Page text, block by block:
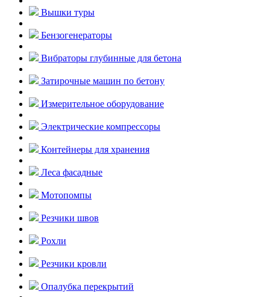
Вышки туры
Бензогенераторы
Вибраторы глубинные для бетона
Затирочные машин по бетону
Измерительное оборудование
Электрические компрессоры
Контейнеры для хранения
Леса фасадные
Мотопомпы
Резчики швов
Рохли
Резчики кровли
Опалубка перекрытий